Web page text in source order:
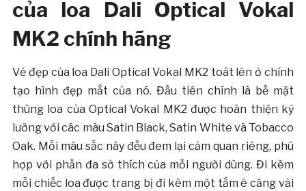
của loa Dali Optical Vokal
MK2 chính hãng
Vẻ đẹp của loa Dali Optical Vokal MK2 toát lên ở chính
tạo hình đẹp mắt của nó. Đầu tiên chính là bề mặt
thùng loa của Optical Vokal MK2 được hoàn thiện kỹ
lưỡng với các màu Satin Black, Satin White và Tobacco
Oak. Mỗi màu sắc này đều đem lại cảm quan riêng, phù
hợp với phần đa sở thích của mỗi người dùng. Đi kèm
mỗi chiếc loa được trang bị đi kèm một tấm ê căng vải